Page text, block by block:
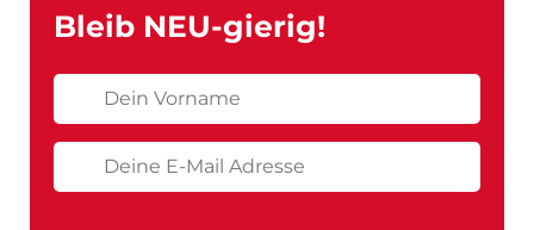
Bleib NEU-gierig!